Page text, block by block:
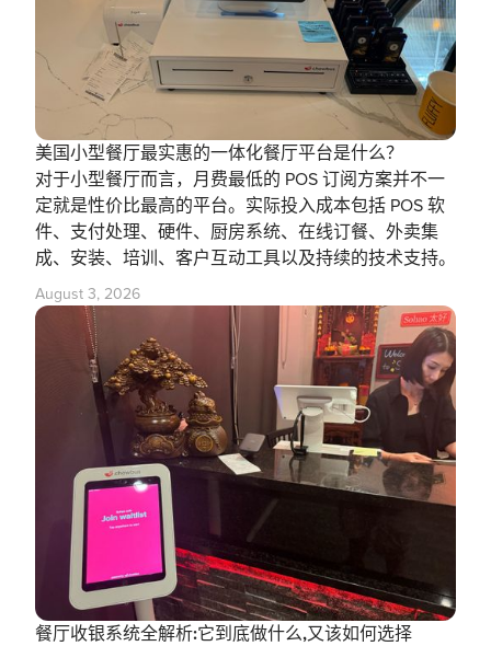
美国小型餐厅最实惠的一体化餐厅平台是什么？
对于小型餐厅而言，月费最低的 POS 订阅方案并不一
定就是性价比最高的平台。实际投入成本包括 POS 软
件、支付处理、硬件、厨房系统、在线订餐、外卖集
成、安装、培训、客户互动工具以及持续的技术支持。
August 3, 2026
餐厅收银系统全解析:它到底做什么,又该如何选择